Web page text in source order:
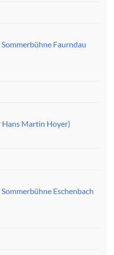
Faurndau
Hans Martin Hoyer)
Eschenbach